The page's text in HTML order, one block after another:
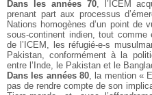
Dans les années 70, l’ICEM
prenant part aux processus
Nations homogènes d’un point de
sous-continent indien, tout
de l’ICEM, les réfugié-e-s
Pakistan, conformément à la
entre l’Inde, le Pakistan et le
Dans les années 80, la mention «
pas de rendre compte de son